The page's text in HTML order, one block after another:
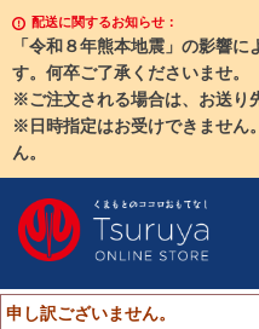
配送に関するお知らせ：
「令和８年熊本地震」の影響
す。何卒ご了承くださいませ。
※ご注文される場合は、お送り
※日時指定はお受けできません
ん。
申し訳ございません。